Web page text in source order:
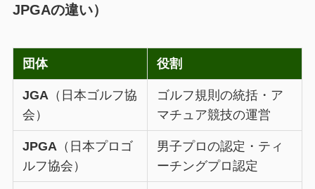
JPGAの違い）
団体 役割
JGA （日本ゴルフ協
会）
ゴルフ規則の統括・ア
マチュア競技の運営
JPGA （日本プロゴ
ルフ協会）
男子プロの認定・ティ
ーチングプロ認定